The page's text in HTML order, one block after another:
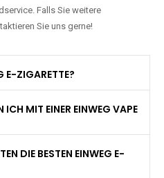
Falls Sie weitere
Sie uns gerne!
E-ZIGARETTE?
ICH MIT EINER EINWEG VAPE
DIE BESTEN EINWEG E-